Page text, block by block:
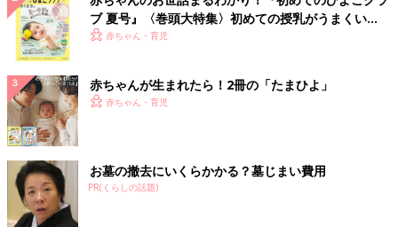
出典：Instagramアカウント「ayachan0803」
こちらはayachan0803さんがセリアで購入した「ウッドオブジ
ブ 夏号』〈巻頭大特集〉初めての授乳がうまくい
く！ おっぱい・ミルクの基本と夏のトラブル 解決テ
赤ちゃん・育児
赤ちゃんが生まれたら！2冊の「たまひよ」
赤ちゃん・育児
お墓の撤去にいくらかかる？墓じまい費用
PR(くらしの話題)